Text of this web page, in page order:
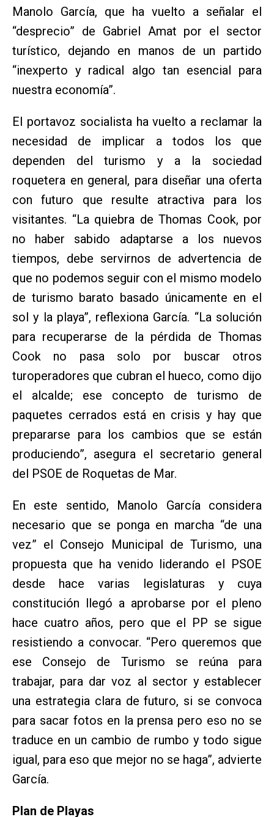
Manolo García, que ha vuelto a señalar el
“desprecio” de Gabriel Amat por el sector
turístico, dejando en manos de un partido
“inexperto y radical algo tan esencial para
nuestra economía”.
El portavoz socialista ha vuelto a reclamar la
necesidad de implicar a todos los que
dependen del turismo y a la sociedad
roquetera en general, para diseñar una oferta
con futuro que resulte atractiva para los
visitantes. “La quiebra de Thomas Cook, por
no haber sabido adaptarse a los nuevos
tiempos, debe servirnos de advertencia de
que no podemos seguir con el mismo modelo
de turismo barato basado únicamente en el
sol y la playa”, reflexiona García. “La solución
para recuperarse de la pérdida de Thomas
Cook no pasa solo por buscar otros
turoperadores que cubran el hueco, como dijo
el alcalde; ese concepto de turismo de
paquetes cerrados está en crisis y hay que
prepararse para los cambios que se están
produciendo”, asegura el secretario general
del PSOE de Roquetas de Mar.
En este sentido, Manolo García considera
necesario que se ponga en marcha “de una
vez” el Consejo Municipal de Turismo, una
propuesta que ha venido liderando el PSOE
desde hace varias legislaturas y cuya
constitución llegó a aprobarse por el pleno
hace cuatro años, pero que el PP se sigue
resistiendo a convocar. “Pero queremos que
ese Consejo de Turismo se reúna para
trabajar, para dar voz al sector y establecer
una estrategia clara de futuro, si se convoca
para sacar fotos en la prensa pero eso no se
traduce en un cambio de rumbo y todo sigue
igual, para eso que mejor no se haga”, advierte
García.
Plan de Playas